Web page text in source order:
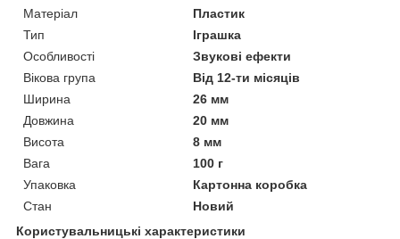
Матеріал
Пластик
Тип
Іграшка
Особливості
Звукові ефекти
Вікова група
Від 12-ти місяців
Ширина
26 мм
Довжина
20 мм
Висота
8 мм
Вага
100 г
Упаковка
Картонна коробка
Стан
Новий
Користувальницькі характеристики